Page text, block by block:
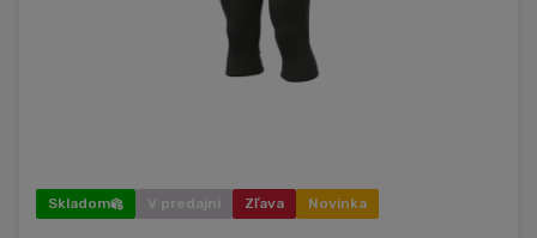
Skladom V predajni Zľava Novinka